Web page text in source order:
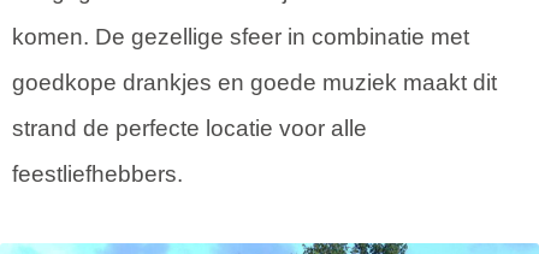
komen. De gezellige sfeer in combinatie met
goedkope drankjes en goede muziek maakt dit
strand de perfecte locatie voor alle
feestliefhebbers.